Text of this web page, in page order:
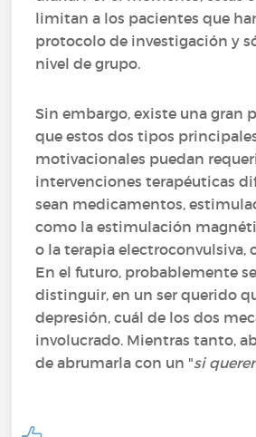
limitan a los pacientes que
protocolo de investigación y
nivel de grupo.
Sin embargo, existe una gran
que estos dos tipos
motivacionales puedan
intervenciones terapéuticas
sean medicamentos,
como la estimulación
o la terapia electroconvulsiva,
En el futuro, probablemente
distinguir, en un ser querido
depresión, cuál de los dos
involucrado. Mientras tanto,
de abrumarla con un "si